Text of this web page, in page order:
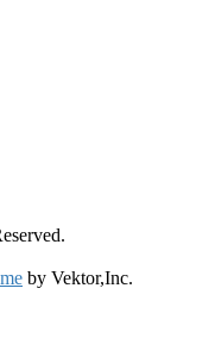
by Vektor,Inc.